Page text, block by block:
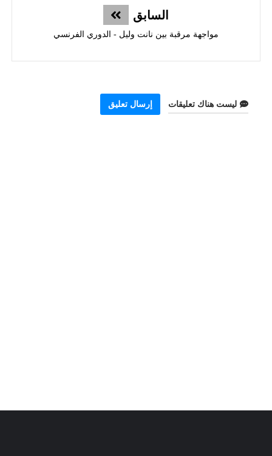
السابق
مواجهة مرقبة بين نانت وليل - الدوري الفرنسي
ليست هناك تعليقات إرسال تعليق